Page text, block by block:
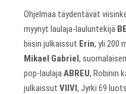
Ohjelmaa täydentävät
myynyt laulaja-lauluntekijä
biisin julkaissut Erin, yli 200
Mikael Gabriel,
pop-laulajaABREU, Robinin
julkaissut VIIVI, Jyrki 69